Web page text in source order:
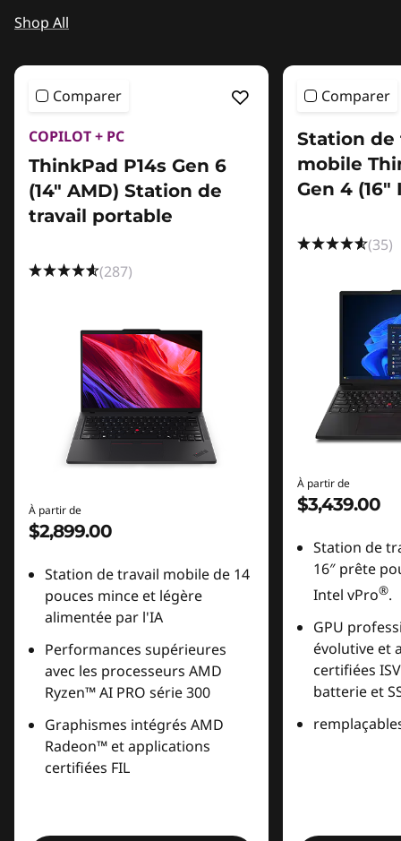
Shop All
Comparer
COPILOT + PC
ThinkPad P14s Gen 6
(14″ AMD) Station de
travail portable
(287)
À partir de
$2,899.00
Station de travail mobile de 14
pouces mince et légère
alimentée par l'IA
Performances supérieures
avec les processeurs AMD
Ryzen™ AI PRO série 300
Graphismes intégrés AMD
Radeon™ et applications
certifiées FIL
Comparer
Station de
mobile
Gen 4
(35)
À partir de
$3,439.00
Station de
16″ prête
Intel vPro®.
GPU
évolutive et
certifiées
batterie et